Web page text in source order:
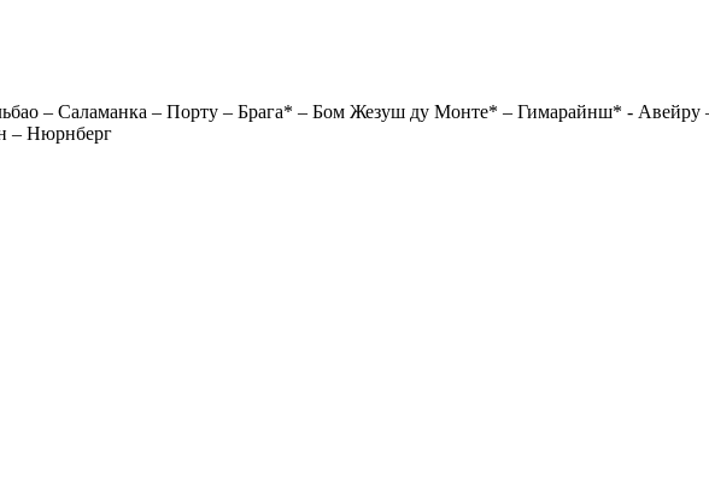
– Саламанка – Порту – Брага* – Бом Жезуш ду Монте* – Гимарайнш* -
– Нюрнберг